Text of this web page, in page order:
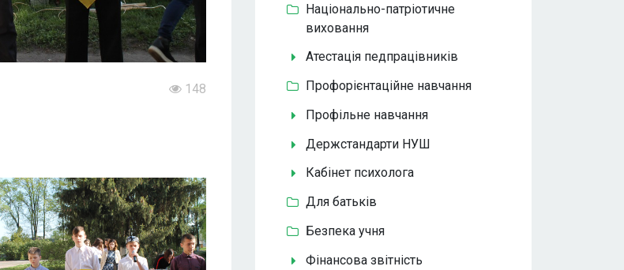
148
Національно-патріотичне
виховання
Атестація педпрацівників
Профорієнтаційне навчання
Профільне навчання
Держстандарти НУШ
Кабінет психолога
Для батьків
Безпека учня
Фінансова звітність